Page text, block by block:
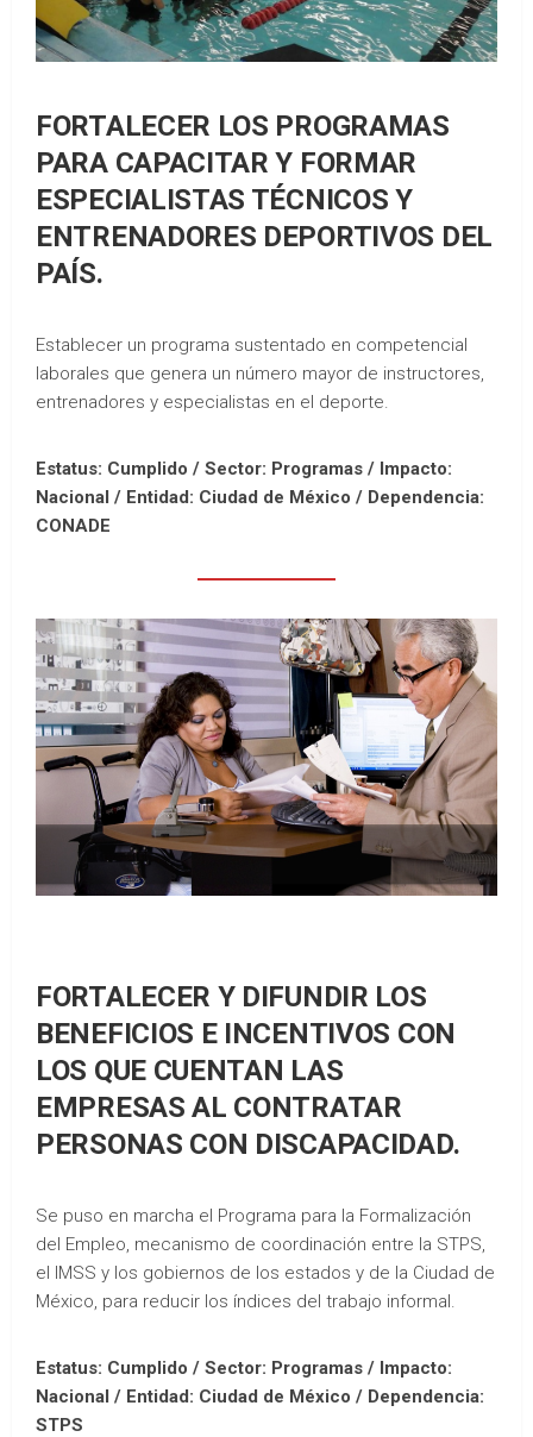
FORTALECER LOS PROGRAMAS
PARA CAPACITAR Y FORMAR
ESPECIALISTAS TÉCNICOS Y
ENTRENADORES DEPORTIVOS DEL
PAÍS.
Establecer un programa sustentado en competencial
laborales que genera un número mayor de instructores,
entrenadores y especialistas en el deporte.
Estatus: Cumplido / Sector: Programas / Impacto:
Nacional / Entidad: Ciudad de México / Dependencia:
CONADE
FORTALECER Y DIFUNDIR LOS
BENEFICIOS E INCENTIVOS CON
LOS QUE CUENTAN LAS
EMPRESAS AL CONTRATAR
PERSONAS CON DISCAPACIDAD.
Se puso en marcha el Programa para la Formalización
del Empleo, mecanismo de coordinación entre la STPS,
el IMSS y los gobiernos de los estados y de la Ciudad de
México, para reducir los índices del trabajo informal.
Estatus: Cumplido / Sector: Programas / Impacto:
Nacional / Entidad: Ciudad de México / Dependencia:
STPS